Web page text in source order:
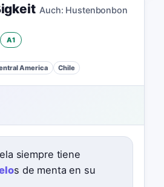
Auch: Hustenbonbon
A1
America Chile
siempre tiene
s de menta en su